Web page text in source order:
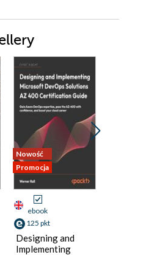
Nowość
Promocja
ebook
125 pkt
Designing and
Implementing